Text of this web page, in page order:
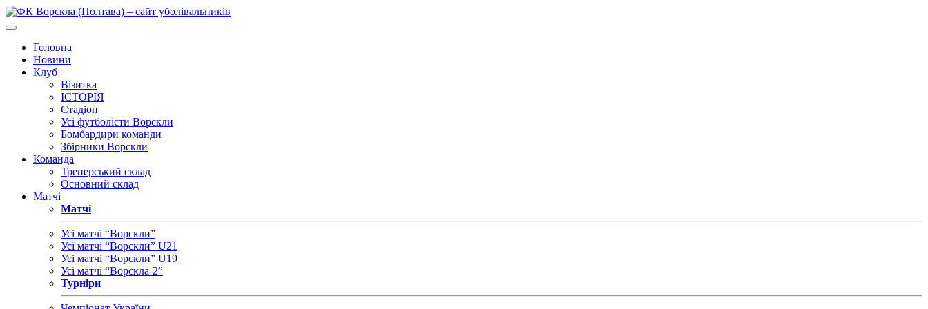
Головна
Новини
Клуб
Візитка
ІСТОРІЯ
Стадіон
Усі футболісти Ворскли
Бомбардири команди
Збірники Ворскли
Команда
Тренерський склад
Основний склад
Матчі
Матчі
Усі матчі “Ворскли”
Усі матчі “Ворскли” U21
Усі матчі “Ворскли” U19
Усі матчі “Ворскла-2”
Турніри